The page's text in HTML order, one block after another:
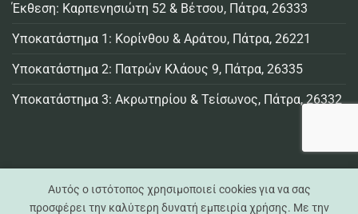
Έκθεση: Καρπενησιώτη 52 & Βέτσου, Πάτρα, 26333
Υποκατάστημα 1: Κορίνθου & Αράτου, Πάτρα, 26221
Υποκατάστημα 2: Πατρών Κλάους 9, Πάτρα, 26335
Υποκατάστημα 3: Ακρωτηρίου & Τείσωνος, Πάτρα, 26332
Αυτός ο ιστότοπος χρησιμοποιεί cookies για να σας
προσφέρει την καλύτερη δυνατή εμπειρία χρήσης. Με την